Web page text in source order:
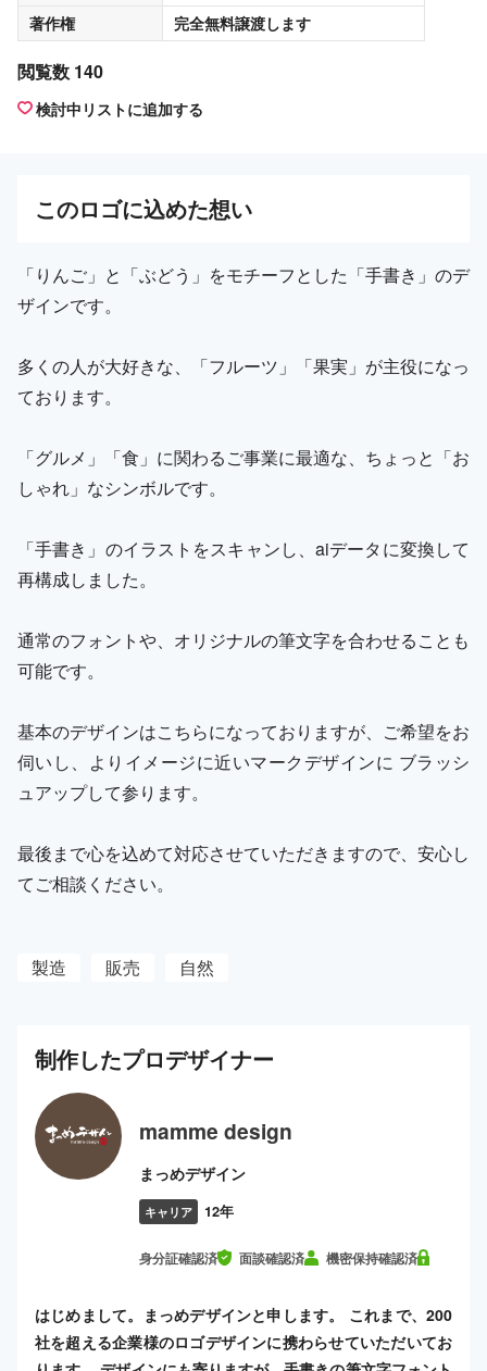
著作権
完全無料譲渡します
閲覧数 140
検討中リストに追加する
このロゴに込めた想い
「りんご」と「ぶどう」をモチーフとした「手書き」のデ
ザインです。
多くの人が大好きな、「フルーツ」「果実」が主役になっ
ております。
「グルメ」「食」に関わるご事業に最適な、ちょっと「お
しゃれ」なシンボルです。
「手書き」のイラストをスキャンし、aiデータに変換して
再構成しました。
通常のフォントや、オリジナルの筆文字を合わせることも
可能です。
基本のデザインはこちらになっておりますが、ご希望をお
伺いし、よりイメージに近いマークデザインに ブラッシ
ュアップして参ります。
最後まで心を込めて対応させていただきますので、安心し
てご相談ください。
製造 販売 自然
制作したプロデザイナー
mamme design
まっめデザイン
キャリア 12年
身分証確認済 面談確認済 機密保持確認済
はじめまして。まっめデザインと申します。 これまで、200
社を超える企業様のロゴデザインに携わらせていただいてお